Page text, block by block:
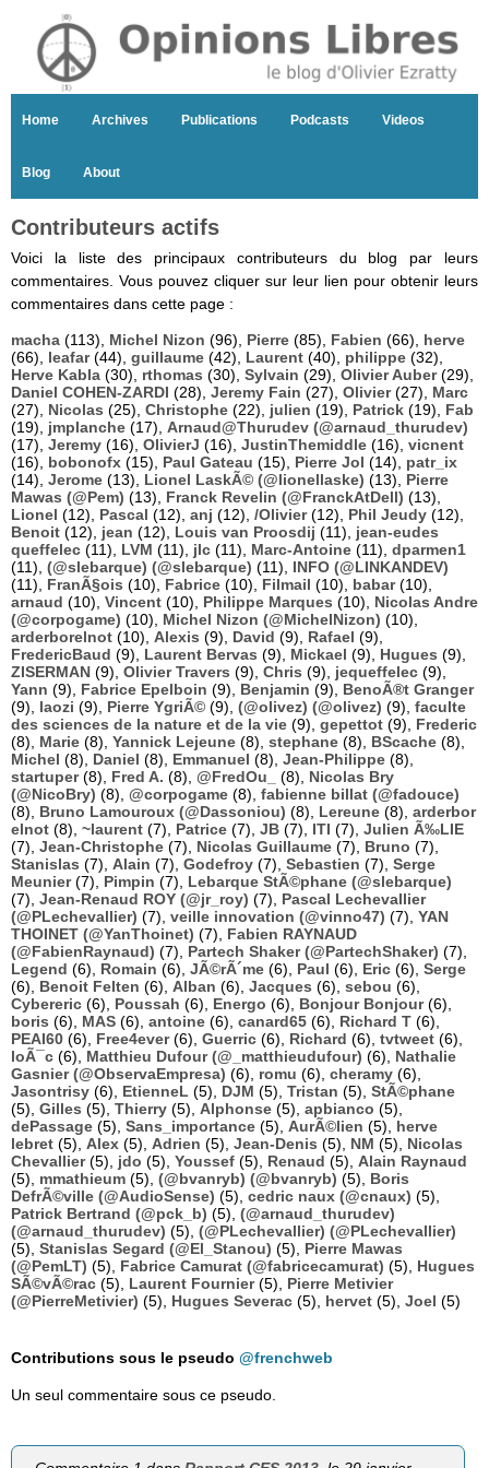
Home Archives Publications Podcasts Videos
Blog About
Contributeurs actifs
Voici la liste des principaux contributeurs du blog par leurs
commentaires. Vous pouvez cliquer sur leur lien pour obtenir leurs
commentaires dans cette page :
macha (113), Michel Nizon (96), Pierre (85), Fabien (66), herve
(66), leafar(44), guillaume (42), Laurent (40), philippe (32),
Herve Kabla (30), rthomas (30), Sylvain (29), Olivier Auber(29),
Daniel COHEN-ZARDI (28), Jeremy Fain (27), Olivier(27), Marc
(27), Nicolas (25), Christophe (22), julien (19), Patrick (19), Fab
(19), jmplanche (17), Arnaud@Thurudev (@arnaud_thurudev)
(17), Jeremy (16), OlivierJ (16), JustinThemiddle (16), vicnent
(16), bobonofx (15), Paul Gateau (15), Pierre Jol (14), patr_ix
(14), Jerome (13), Lionel LaskÃ© (@lionellaske) (13), Pierre
Mawas (@Pem) (13), Franck Revelin (@FranckAtDell) (13),
Lionel (12), Pascal (12), anj (12), /Olivier(12), Phil Jeudy (12),
Benoit (12), jean (12), Louis van Proosdij (11), jean-eudes
queffelec (11), LVM (11), jlc (11), Marc-Antoine (11), dparmen1
(11), (@slebarque) (@slebarque) (11), INFO (@LINKANDEV)
(11), FranÃ§ois (10), Fabrice (10), Filmail (10), babar(10),
arnaud (10), Vincent (10), Philippe Marques (10), Nicolas Andre
(@corpogame) (10), Michel Nizon (@MichelNizon) (10),
arderborelnot (10), Alexis (9), David (9), Rafael (9),
FredericBaud (9), Laurent Bervas (9), Mickael (9), Hugues (9),
ZISERMAN (9), Olivier Travers (9), Chris (9), jequeffelec (9),
Yann (9), Fabrice Epelboin (9), Benjamin (9), BenoÃ®t Granger
(9), laozi (9), Pierre YgriÃ© (9), (@olivez) (@olivez) (9), faculte
des sciences de la nature et de la vie (9), gepettot (9), Frederic
(8), Marie (8), Yannick Lejeune (8), stephane (8), BScache (8),
Michel (8), Daniel (8), Emmanuel (8), Jean-Philippe (8),
startuper(8), Fred A. (8), @FredOu_ (8), Nicolas Bry
(@NicoBry) (8), @corpogame (8), fabienne billat (@fadouce)
(8), Bruno Lamouroux (@Dassoniou) (8), Lereune (8), arderbor
elnot (8), ~laurent (7), Patrice (7), JB (7), ITI (7), Julien Ã‰LIE
(7), Jean-Christophe (7), Nicolas Guillaume (7), Bruno (7),
Stanislas (7), Alain (7), Godefroy (7), Sebastien (7), Serge
Meunier(7), Pimpin (7), Lebarque StÃ©phane (@slebarque)
(7), Jean-Renaud ROY (@jr_roy) (7), Pascal Lechevallier
(@PLechevallier) (7), veille innovation (@vinno47) (7), YAN
THOINET (@YanThoinet) (7), Fabien RAYNAUD
(@FabienRaynaud) (7), Partech Shaker (@PartechShaker) (7),
Legend (6), Romain (6), JÃ©rÃ´me (6), Paul (6), Eric (6), Serge
(6), Benoit Felten (6), Alban (6), Jacques (6), sebou (6),
Cybereric (6), Poussah (6), Energo (6), Bonjour Bonjour(6),
boris (6), MAS (6), antoine (6), canard65 (6), Richard T (6),
PEAI60 (6), Free4ever(6), Guerric (6), Richard (6), tvtweet (6),
loÃ¯c (6), Matthieu Dufour (@_matthieudufour) (6), Nathalie
Gasnier (@ObservaEmpresa) (6), romu (6), cheramy (6),
Jasontrisy (6), EtienneL (5), DJM (5), Tristan (5), StÃ©phane
(5), Gilles (5), Thierry (5), Alphonse (5), apbianco (5),
dePassage (5), Sans_importance (5), AurÃ©lien (5), herve
lebret (5), Alex (5), Adrien (5), Jean-Denis (5), NM (5), Nicolas
Chevallier(5), jdo (5), Youssef (5), Renaud (5), Alain Raynaud
(5), mmathieum (5), (@bvanryb) (@bvanryb) (5), Boris
DefrÃ©ville (@AudioSense) (5), cedric naux (@cnaux) (5),
Patrick Bertrand (@pck_b) (5), (@arnaud_thurudev)
(@arnaud_thurudev) (5), (@PLechevallier) (@PLechevallier)
(5), Stanislas Segard (@El_Stanou) (5), Pierre Mawas
(@PemLT) (5), Fabrice Camurat (@fabricecamurat) (5), Hugues
SÃ©vÃ©rac (5), Laurent Fournier(5), Pierre Metivier
(@PierreMetivier) (5), Hugues Severac (5), hervet (5), Joel (5)
Contributions sous le pseudo @frenchweb
Un seul commentaire sous ce pseudo.